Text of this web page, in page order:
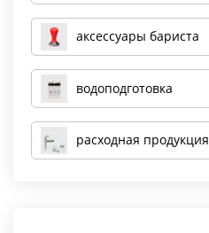
аксессуары бариста
водоподготовка
расходная продукция